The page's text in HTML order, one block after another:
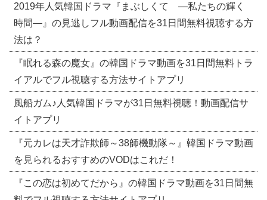
2019年人気韓国ドラマ『まぶしくて ―私たちの輝く
時間―』の見逃しフル動画配信を31日間無料視聴する方
法は？
『眠れる森の魔女』の韓国ドラマ動画を31日間無料トラ
イアルでフル視聴する方法サイトアプリ
風船ガム♪人気韓国ドラマが31日無料視聴！動画配信サ
イトアプリ
『元カレは天才詐欺師～38師機動隊～』韓国ドラマ動画
を見られるおすすめのVODはこれだ！
『この恋は初めてだから』の韓国ドラマ動画を31日間無